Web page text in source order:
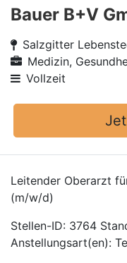
Bauer B+V
Salzgitter
Medizin,
Vollzeit
Leitender Oberarzt
(m/w/d)
Stellen-ID: 3764
Anstellungsart(en):